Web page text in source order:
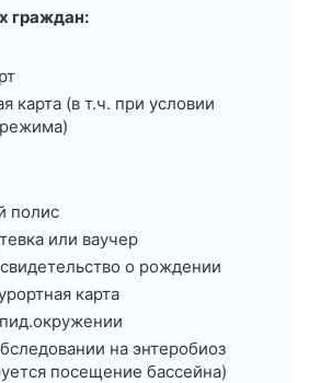
граждан:
карта (в т.ч. при условии
полис
или ваучер
о рождении
карта
на энтеробиоз
посещение бассейна)